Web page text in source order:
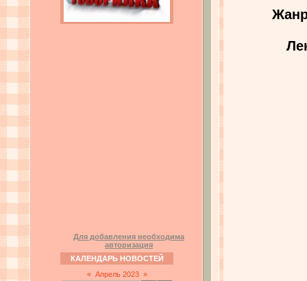
Для добавления необходима
авторизация
КАЛЕНДАРЬ НОВОСТЕЙ
« Апрель 2023 »